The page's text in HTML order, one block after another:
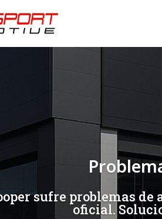
sufre problemas
oficial.